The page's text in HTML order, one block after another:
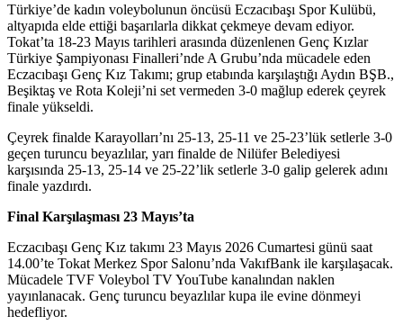
Türkiye’de kadın voleybolunun öncüsü Eczacıbaşı Spor Kulübü,
altyapıda elde ettiği başarılarla dikkat çekmeye devam ediyor.
Tokat’ta 18-23 Mayıs tarihleri arasında düzenlenen Genç Kızlar
Türkiye Şampiyonası Finalleri’nde A Grubu’nda mücadele eden
Eczacıbaşı Genç Kız Takımı; grup etabında karşılaştığı Aydın BŞB.,
Beşiktaş ve Rota Koleji’ni set vermeden 3-0 mağlup ederek çeyrek
finale yükseldi.
Çeyrek finalde Karayolları’nı 25-13, 25-11 ve 25-23’lük setlerle 3-0
geçen turuncu beyazlılar, yarı finalde de Nilüfer Belediyesi
karşısında 25-13, 25-14 ve 25-22’lik setlerle 3-0 galip gelerek adını
finale yazdırdı.
Final Karşılaşması 23 Mayıs’ta
Eczacıbaşı Genç Kız takımı 23 Mayıs 2026 Cumartesi günü saat
14.00’te Tokat Merkez Spor Salonu’nda VakıfBank ile karşılaşacak.
Mücadele TVF Voleybol TV YouTube kanalından naklen
yayınlanacak. Genç turuncu beyazlılar kupa ile evine dönmeyi
hedefliyor.